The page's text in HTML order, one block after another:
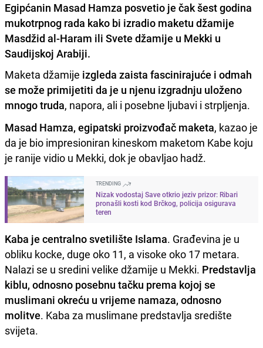
Egipćanin Masad Hamza posvetio je čak šest godina
mukotrpnog rada kako bi izradio maketu džamije
Masdžid al-Haram ili Svete džamije u Mekki u
Saudijskoj Arabiji.
Maketa džamije izgleda zaista fascinirajuće i odmah
se može primijetiti da je u njenu izgradnju uloženo
mnogo truda, napora, ali i posebne ljubavi i strpljenja.
Masad Hamza, egipatski proizvođač maketa, kazao je
da je bio impresioniran kineskom maketom Kabe koju
je ranije vidio u Mekki, dok je obavljao hadž.
TRENDING
Nizak vodostaj Save otkrio jeziv prizor: Ribari
pronašli kosti kod Brčkog, policija osigurava
teren
Kaba je centralno svetilište Islama. Građevina je u
obliku kocke, duge oko 11, a visoke oko 17 metara.
Nalazi se u sredini velike džamije u Mekki. Predstavlja
kiblu, odnosno posebnu tačku prema kojoj se
muslimani okreću u vrijeme namaza, odnosno
molitve. Kaba za muslimane predstavlja središte
svijeta.